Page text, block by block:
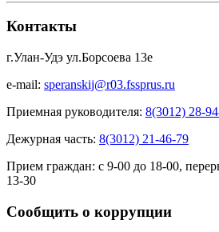
Контакты
г.Улан-Удэ ул.Борсоева 13е
e-mail: speranskij@r03.fssprus.ru
Приемная руководителя: 8(3012) 28-
Дежурная часть: 8(3012) 21-46-79
Прием граждан: с 9-00 до 18-00,
13-30
Сообщить о коррупции